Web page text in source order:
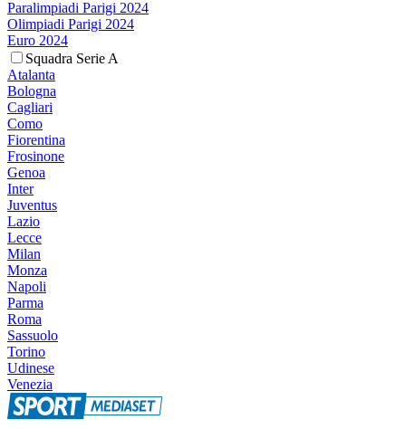
Paralimpiadi Parigi 2024
Olimpiadi Parigi 2024
Euro 2024
Squadra Serie A
Atalanta
Bologna
Cagliari
Como
Fiorentina
Frosinone
Genoa
Inter
Juventus
Lazio
Lecce
Milan
Monza
Napoli
Parma
Roma
Sassuolo
Torino
Udinese
Venezia